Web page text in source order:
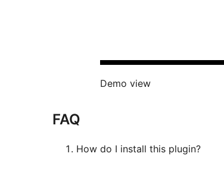
Demo view
FAQ
How do I install this plugin?